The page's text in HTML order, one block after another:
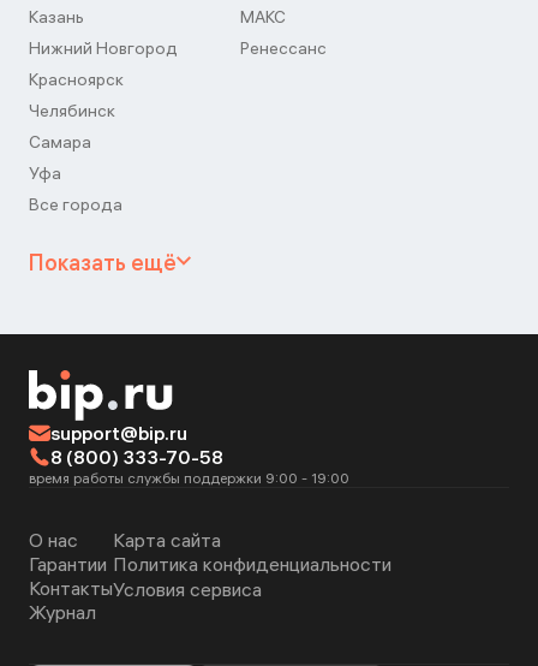
Казань
Нижний Новгород
Красноярск
Челябинск
Самара
Уфа
Все города
МАКС
Ренессанс
Показать ещё
support@bip.ru
8 (800) 333-70-58
время работы службы поддержки 9:00 - 19:00
О нас
Гарантии
Контакты
Журнал
Карта сайта
Политика конфиденциальности
Условия сервиса